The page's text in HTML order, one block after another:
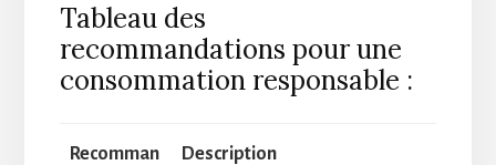
Tableau des
recommandations pour une
consommation responsable :
Recomman Description